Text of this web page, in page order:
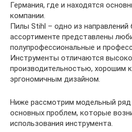
Германия, где и находятся
компании.
Пилы Stihl – одно из направлений
ассортименте представлены
полупрофессиональные и
Инструменты отличаются
производительностью, хорошим
эргономичным дизайном.
Ниже рассмотрим модельный ряд
основных проблем, которые
использования инструмента.